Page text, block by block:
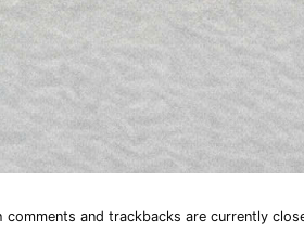
comments and trackbacks are currently